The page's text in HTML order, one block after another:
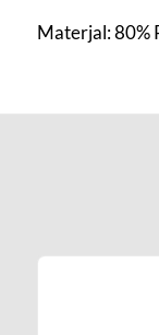
Materjal:80%